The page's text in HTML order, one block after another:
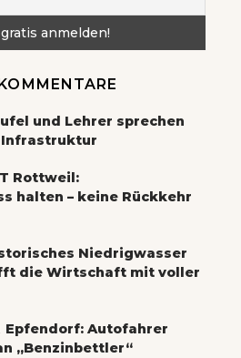
und Lehrer sprechen
Infrastruktur
Rottweil:
halten – keine Rückkehr
Niedrigwasser
die Wirtschaft mit voller
Epfendorf: Autofahrer
„Benzinbettler“